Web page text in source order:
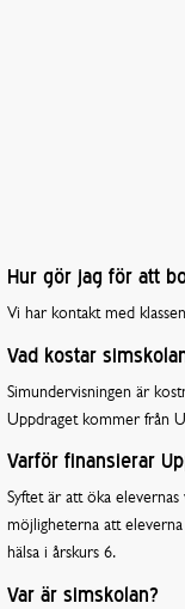
Hur gör jag för att
Vi har kontakt med
Vad kostar
Simundervisningen är
Uppdraget kommer från
Varför finansierar
Syftet är att öka
möjligheterna att
hälsa i årskurs 6.
Var är simskolan?